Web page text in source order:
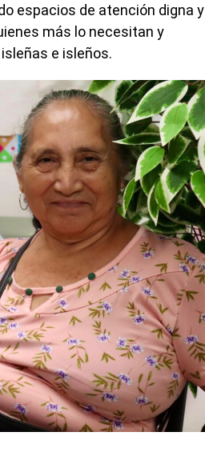
espacios de atención digna y
más lo necesitan y
e isleños.